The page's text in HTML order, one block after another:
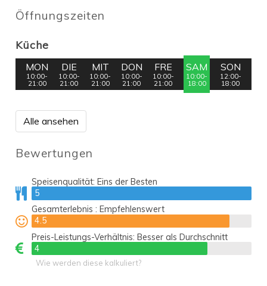
Öffnungszeiten
Küche
MON
10:00-
21:00
DIE
10:00-
21:00
MIT
10:00-
21:00
DON
10:00-
21:00
FRE
10:00-
21:00
SAM
10:00-
18:00
SON
12:00-
18:00
Alle ansehen
Bewertungen
Speisenqualität:Eins der Besten
5
5
Gesamterlebnis : Empfehlenswert
4.5
4.5
Preis-Leistungs-Verhältnis:Besser als Durchschnitt
4
4
Wie werden diese kalkuliert?